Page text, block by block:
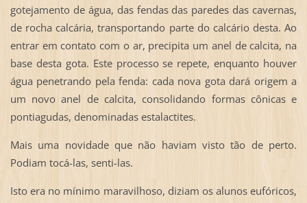
gotejamento de água, das fendas das paredes das cavernas,
de rocha calcária, transportando parte do calcário desta. Ao
entrar em contato com o ar, precipita um anel de calcita, na
base desta gota. Este processo se repete, enquanto houver
água penetrando pela fenda: cada nova gota dará origem a
um novo anel de calcita, consolidando formas cônicas e
pontiagudas, denominadas estalactites.
Mais uma novidade que não haviam visto tão de perto.
Podiam tocá-las, senti-las.
Isto era no mínimo maravilhoso, diziam os alunos eufóricos,